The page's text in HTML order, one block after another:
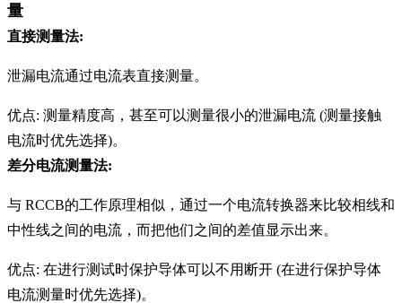
量
直接测量法:
泄漏电流通过电流表直接测量。
优点: 测量精度高，甚至可以测量很小的泄漏电流 (测量接触
电流时优先选择)。
差分电流测量法:
与 RCCB的工作原理相似，通过一个电流转换器来比较相线和
中性线之间的电流，而把他们之间的差值显示出来。
优点: 在进行测试时保护导体可以不用断开 (在进行保护导体
电流测量时优先选择)。